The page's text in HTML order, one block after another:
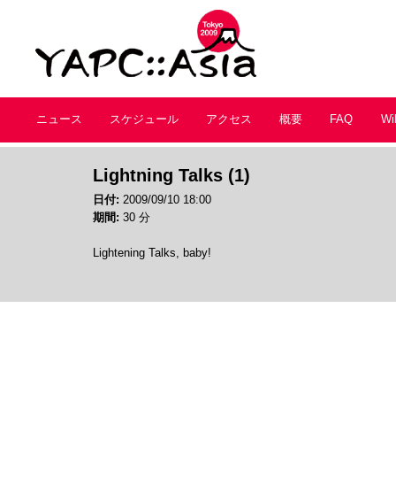
ニュース スケジュール アクセス 概要 FAQ
Lightning Talks (1)
日付: 2009/09/10 18:00
期間: 30 分
Lightening Talks, baby!